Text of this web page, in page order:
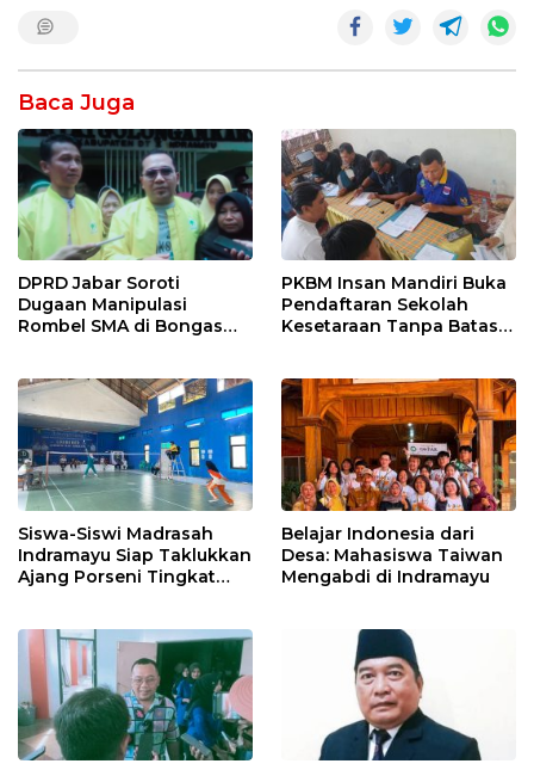
Baca Juga
DPRD Jabar Soroti
Dugaan Manipulasi
Rombel SMA di Bongas
PKBM Insan Mandiri Buka
Pendaftaran Sekolah
Kesetaraan Tanpa Batas
Siswa-Siswi Madrasah
Indramayu Siap Taklukkan
Ajang Porseni Tingkat
Belajar Indonesia dari
Desa: Mahasiswa Taiwan
Mengabdi di Indramayu